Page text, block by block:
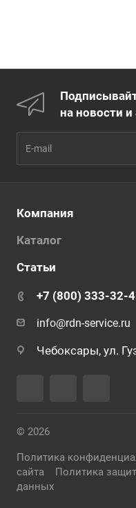
на новости и
Компания
Каталог
Статьи
+7 (800) 333-32-
info@rdn-service.ru
Чебоксары, ул.
© 2026
Политика
сайта
Политика
данных